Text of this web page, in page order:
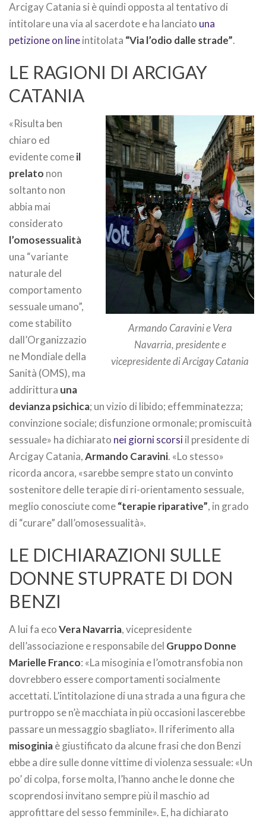
Arcigay Catania si è quindi opposta al tentativo di
intitolare una via al sacerdote e ha lanciato una
petizione on lineintitolata “Via l’odio dalle strade”.
LE RAGIONI DI ARCIGAY
CATANIA
Armando Caravini e Vera
Navarria, presidente e
vicepresidente di Arcigay Catania
«Risulta ben
chiaro ed
evidente comeil
prelato non
soltanto non
abbia mai
considerato
l’omosessualità
una “variante
naturale del
comportamento
sessuale umano”,
come stabilito
dall’Organizzazio
ne Mondiale della
Sanità (OMS), ma
addirittura una
devianza psichica; un vizio di libido; effemminatezza;
convinzione sociale; disfunzione ormonale; promiscuità
sessuale» ha dichiarato nei giorni scorsiil presidente di
Arcigay Catania,Armando Caravini. «Lo stesso»
ricorda ancora, «sarebbe sempre stato un convinto
sostenitore delle terapie di ri-orientamento sessuale,
meglio conosciute come“terapie riparative”, in grado
di “curare” dall’omosessualità».
LE DICHIARAZIONI SULLE
DONNE STUPRATE DI DON
BENZI
A lui fa ecoVera Navarria, vicepresidente
dell’associazione e responsabile del Gruppo Donne
Marielle Franco: «La misoginia e l’omotransfobia non
dovrebbero essere comportamenti socialmente
accettati. L’intitolazione di una strada a una figura che
purtroppo se n’è macchiata in più occasioni lascerebbe
passare un messaggio sbagliato». Il riferimento alla
misoginiaè giustificato da alcune frasi che don Benzi
ebbe a dire sulle donne vittime di violenza sessuale: «Un
po’ di colpa, forse molta, l’hanno anche le donne che
scoprendosi invitano sempre più il maschio ad
approfittare del sesso femminile». E, ha dichiarato